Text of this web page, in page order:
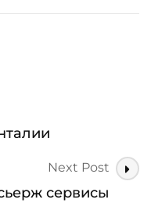
Next Post
сервисы